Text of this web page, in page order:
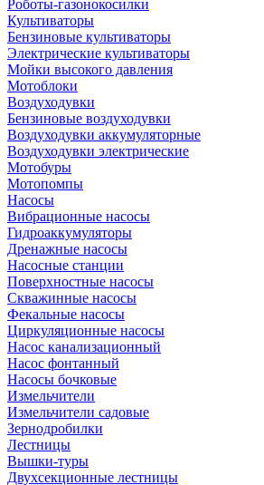
Роботы-газонокосилки
Культиваторы
Бензиновые культиваторы
Электрические культиваторы
Мойки высокого давления
Мотоблоки
Воздуходувки
Бензиновые воздуходувки
Воздуходувки аккумуляторные
Воздуходувки электрические
Мотобуры
Мотопомпы
Насосы
Вибрационные насосы
Гидроаккумуляторы
Дренажные насосы
Насосные станции
Поверхностные насосы
Скважинные насосы
Фекальные насосы
Циркуляционные насосы
Насос канализационный
Насос фонтанный
Насосы бочковые
Измельчители
Измельчители садовые
Зернодробилки
Лестницы
Вышки-туры
Двухсекционные лестницы